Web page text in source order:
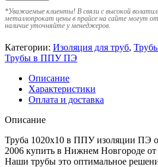
*Уважаемые клиенты! В связи с высокой
металлопрокат цены в прайсе на сайте могут
наличие уточняйте у менеджеров.
Категории: Изоляция для труб,
Трубы в ППУ ПЭ
Описание
Характеристики
Оплата и доставка
Описание
Труба 1020х10 в ППУ изоляции ПЭ
2006 купить в Нижнем Новгороде
Наши трубы это оптимальное